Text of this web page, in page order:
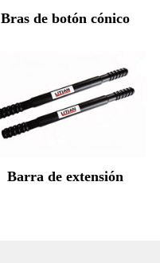
Bras de botón cónico
Barra de extensión